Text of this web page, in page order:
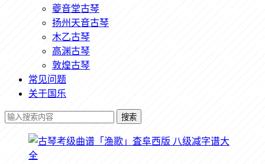
夔音堂古琴
扬州天音古琴
木乙古琴
高渊古琴
敦煌古琴
常见问题
关于国乐
搜索